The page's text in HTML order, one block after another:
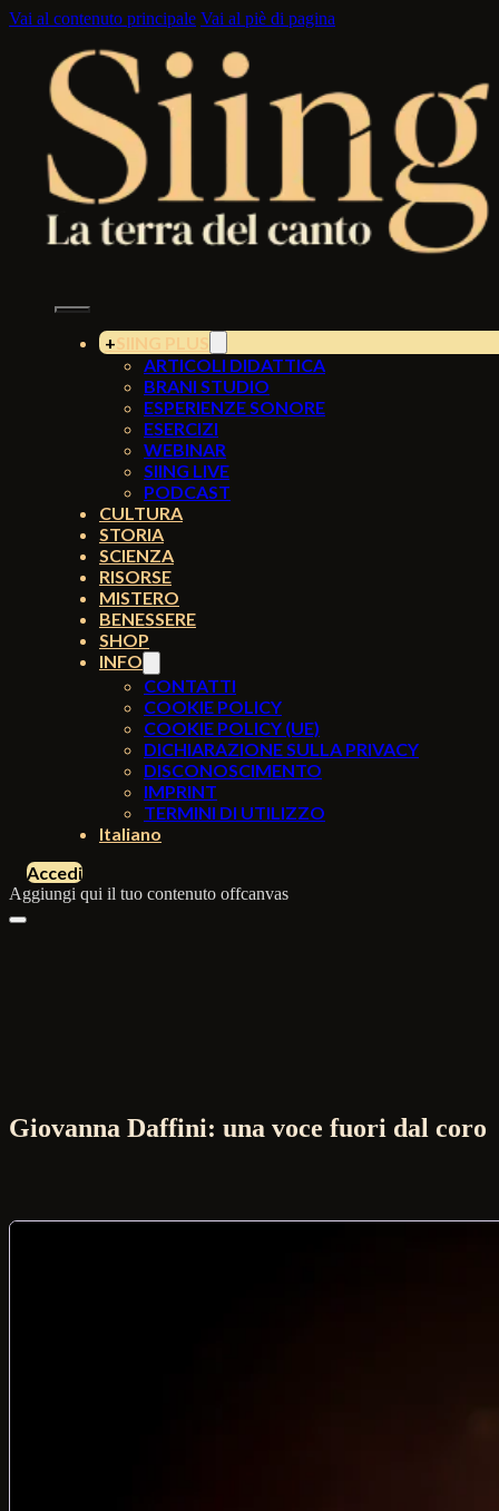
Vai al contenuto principale Vai al piè di pagina
SIING PLUS
ARTICOLI DIDATTICA
BRANI STUDIO
ESPERIENZE SONORE
ESERCIZI
WEBINAR
SIING LIVE
PODCAST
CULTURA
STORIA
SCIENZA
RISORSE
MISTERO
BENESSERE
SHOP
INFO
CONTATTI
COOKIE POLICY
COOKIE POLICY (UE)
DICHIARAZIONE SULLA PRIVACY
DISCONOSCIMENTO
IMPRINT
TERMINI DI UTILIZZO
Italiano
Accedi
Aggiungi qui il tuo contenuto offcanvas
Giovanna Daffini: una voce fuori dal coro